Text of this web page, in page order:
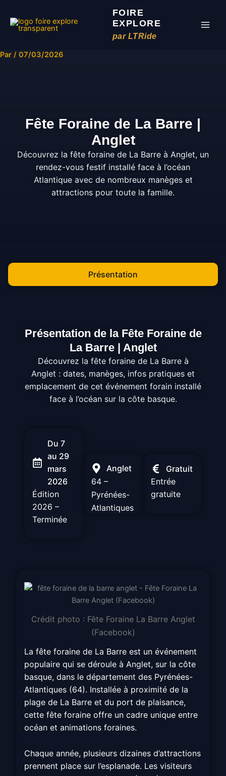
contenu
FOIRE
EXPLORE
par LTRide
Par / 07/03/2026
Fête Foraine de La Barre |
Anglet
Découvrez la fête foraine de La Barre à Anglet, un
rendez-vous festif installé face à l’océan
Atlantique avec de nombreux manèges et
attractions pour toute la famille.
Présentation
Présentation de la Fête Foraine de
La Barre | Anglet​
Découvrez la fête foraine de La Barre à
Anglet : dates, manèges, infos pratiques et
emplacement de cet événement forain installé
face à l’océan sur la côte basque.
Du 7
au 29
mars
2026
Édition
2026 –
Terminée
Anglet
64 –
Pyrénées-
Atlantiques
Gratuit
Entrée
gratuite
Crédit photo : Fête Foraine La Barre Anglet
(Facebook)
La fête foraine de La Barre est un événement
populaire qui se déroule à Anglet, sur la côte
basque, dans le département des Pyrénées-
Atlantiques (64). Installée à proximité de la
plage de La Barre et du port de plaisance,
cette fête foraine offre un cadre unique entre
océan et animations foraines.
Chaque année, plusieurs dizaines d’attractions
prennent place sur l’esplanade. Les visiteurs